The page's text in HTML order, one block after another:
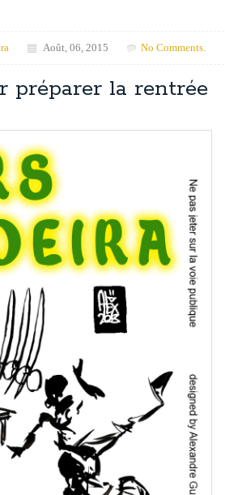
Août, 06, 2015 No Comments.
préparer la rentrée